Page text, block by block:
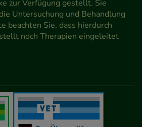
zur Verfügung gestellt. Sie
Untersuchung und Behandlung
beachten Sie, dass hierdurch
noch Therapien eingeleitet